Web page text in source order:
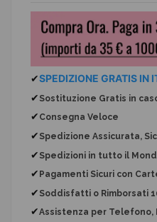
✔SPEDIZIONE GRATIS IN
✔ Sostituzione Gratis in
✔ Consegna Veloce
✔ Spedizione Assicurata,
✔ Spedizioni in tutto il
✔ Pagamenti Sicuri con
✔ Soddisfatti o Rimborsati
✔Assistenza per Telefono,